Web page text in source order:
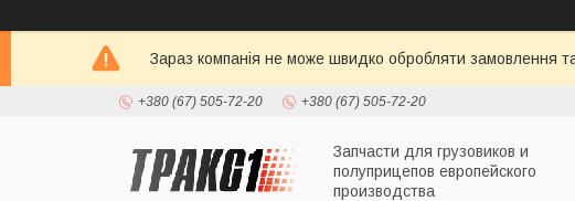
Зараз компанія не може швидко обробляти замовлення
+380 (67) 505-72-20 +380 (67) 505-72-20
Запчасти для грузовиков и
полуприцепов европейского
производства